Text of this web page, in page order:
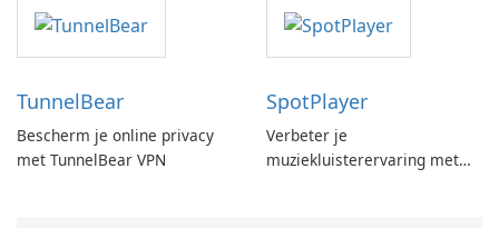
TunnelBear
Bescherm je online privacy
met TunnelBear VPN
SpotPlayer
Verbeter je
muziekluisterervaring met